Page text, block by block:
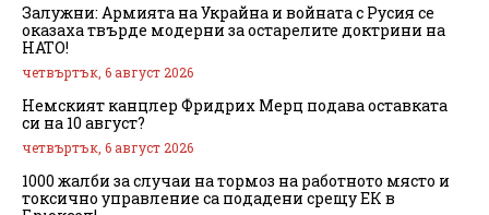
Залужни: Армията на Украйна и войната с Русия се
оказаха твърде модерни за остарелите доктрини на
НАТО!
четвъртък, 6 август 2026
Немският канцлер Фридрих Мерц подава оставката
си на 10 август?
четвъртък, 6 август 2026
1000 жалби за случаи на тормоз на работното място и
токсично управление са подадени срещу ЕК в